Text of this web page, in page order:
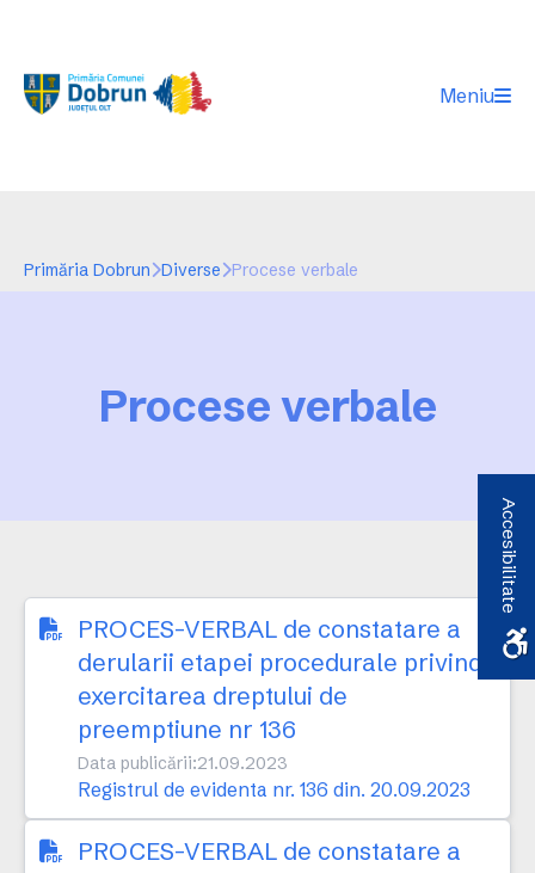
Meniu
Primăria Dobrun Diverse Procese verbale
Procese verbale
PROCES-VERBAL de constatare a
derularii etapei procedurale privind
exercitarea dreptului de
preemptiune nr 136
Data publicării:21.09.2023
Registrul de evidenta nr. 136 din. 20.09.2023
PROCES-VERBAL de constatare a
Accesibilitate